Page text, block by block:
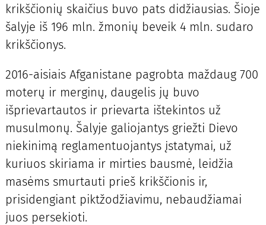
krikščionių skaičius buvo pats didžiausias. Šioje
šalyje iš 196 mln. žmonių beveik 4 mln. sudaro
krikščionys.
2016-aisiais Afganistane pagrobta maždaug 700
moterų ir merginų, daugelis jų buvo
išprievartautos ir prievarta ištekintos už
musulmonų. Šalyje galiojantys griežti Dievo
niekinimą reglamentuojantys įstatymai, už
kuriuos skiriama ir mirties bausmė, leidžia
masėms smurtauti prieš krikščionis ir,
prisidengiant piktžodžiavimu, nebaudžiamai
juos persekioti.